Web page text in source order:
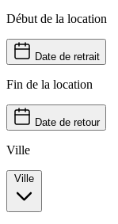
Début de la location
Date de retrait
Fin de la location
Date de retour
Ville
Ville